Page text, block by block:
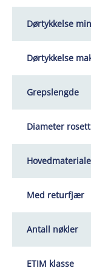
Dørtykkelse min
Dørtykkelse
Grepslengde
Diameter rosett
Hovedmateriale
Med returfjær
Antall nøkler
ETIM klasse